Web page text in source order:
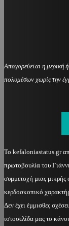
Απαγορεύεται η μερική
πολυμέσων χωρίς την
Το kefaloniastatus.gr
πρωτοβουλία του
συμμετοχή μιας μικρής
κερδοσκοπικό
Δεν έχει έμμισθες
ιστοσελίδα μας το